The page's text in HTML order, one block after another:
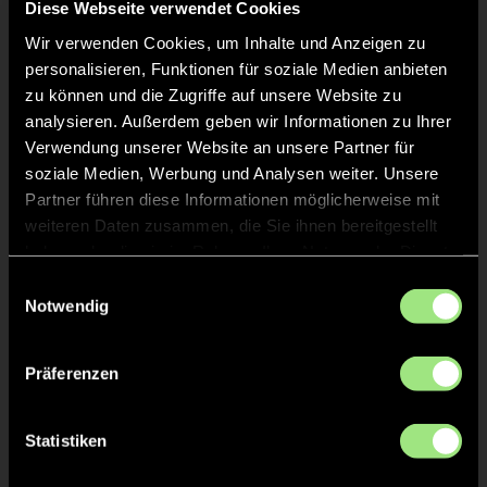
Diese Webseite verwendet Cookies
Wir verwenden Cookies, um Inhalte und Anzeigen zu
personalisieren, Funktionen für soziale Medien anbieten
zu können und die Zugriffe auf unsere Website zu
analysieren. Außerdem geben wir Informationen zu Ihrer
Verwendung unserer Website an unsere Partner für
soziale Medien, Werbung und Analysen weiter. Unsere
Partner führen diese Informationen möglicherweise mit
weiteren Daten zusammen, die Sie ihnen bereitgestellt
Notwendig
Präferenzen
Statistiken
Staff
Nina LEMMEN
1:0 5’